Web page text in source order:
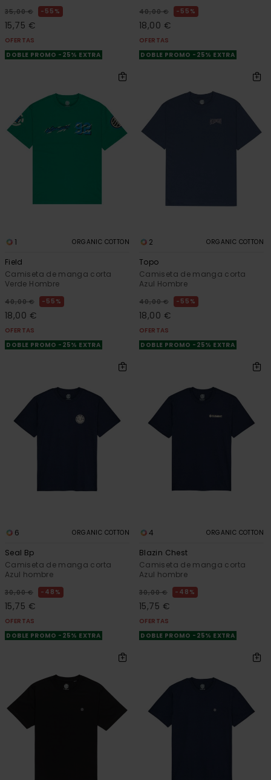
35,00 € 55%
15,75 €
OFERTAS
DOBLE PROMO -25% EXTRA
40,00 € 55%
18,00 €
OFERTAS
DOBLE PROMO -25% EXTRA
1 ORGANIC COTTON
Field
Camiseta de manga corta
Verde Hombre
40,00 € 55%
18,00 €
OFERTAS
DOBLE PROMO -25% EXTRA
2 ORGANIC COTTON
Topo
Camiseta de manga corta
Azul Hombre
40,00 € 55%
18,00 €
OFERTAS
DOBLE PROMO -25% EXTRA
6 ORGANIC COTTON
Seal Bp
Camiseta de manga corta
Azul hombre
30,00 € 48%
15,75 €
OFERTAS
DOBLE PROMO -25% EXTRA
4 ORGANIC COTTON
Blazin Chest
Camiseta de manga corta
Azul hombre
30,00 € 48%
15,75 €
OFERTAS
DOBLE PROMO -25% EXTRA